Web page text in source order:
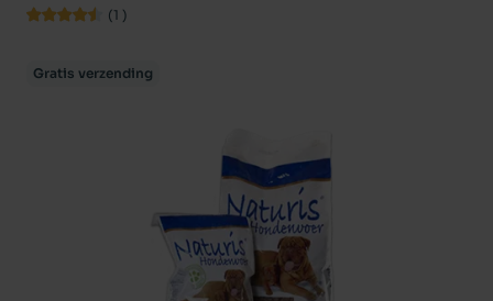
(1 )
Gratis verzending